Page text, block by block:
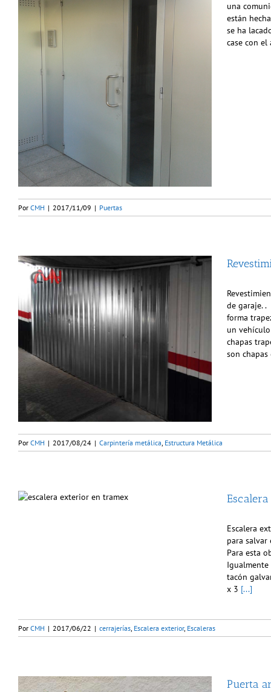
una
están
se ha
case con
Por CMH | 2017/11/09 | Puertas
de garaje.
forma
un
chapas
son
Por CMH | 2017/08/24 | Carpintería metálica, Estructura Metálica
Escalera
para
Para esta
tacón
x 3 [...]
Por CMH | 2017/06/22 | cerrajerías, Escalera exterior, Escaleras
Puerta